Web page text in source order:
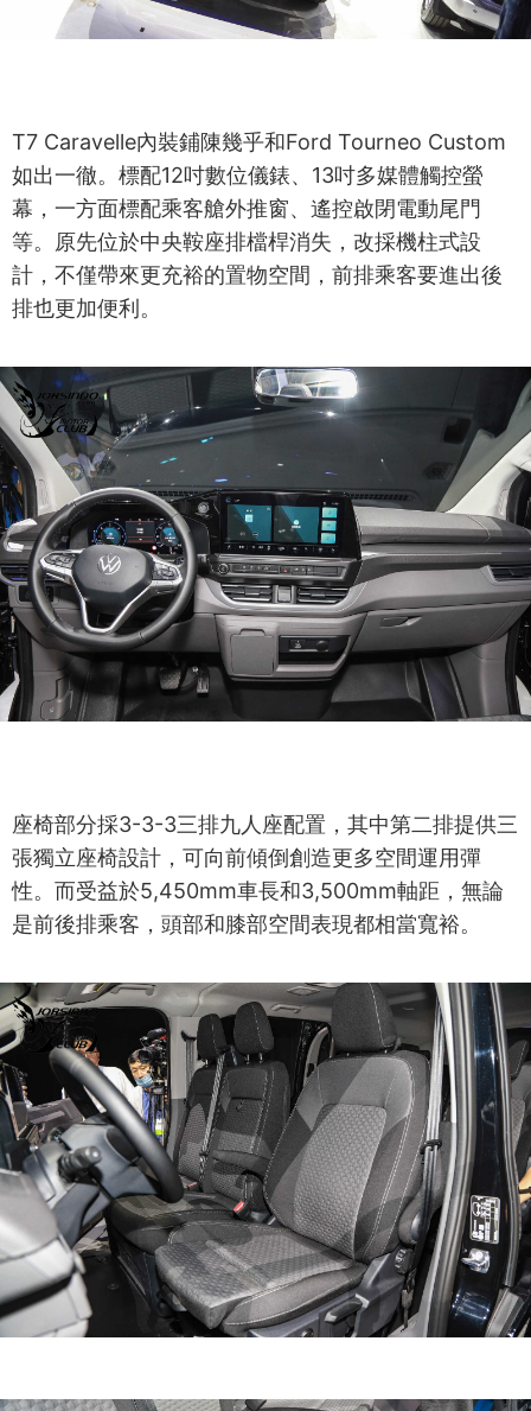
T7 Caravelle內裝鋪陳幾乎和Ford Tourneo Custom
如出一徹。標配12吋數位儀錶、13吋多媒體觸控螢
幕，一方面標配乘客艙外推窗、遙控啟閉電動尾門
等。原先位於中央鞍座排檔桿消失，改採機柱式設
計，不僅帶來更充裕的置物空間，前排乘客要進出後
排也更加便利。
座椅部分採3-3-3三排九人座配置，其中第二排提供三
張獨立座椅設計，可向前傾倒創造更多空間運用彈
性。而受益於5,450mm車長和3,500mm軸距，無論
是前後排乘客，頭部和膝部空間表現都相當寬裕。